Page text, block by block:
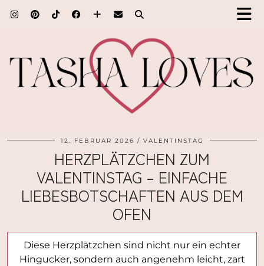
12. FEBRUAR 2026 VALENTINSTAG
HERZPLÄTZCHEN ZUM
VALENTINSTAG – EINFACHE
LIEBESBOTSCHAFTEN AUS DEM
OFEN
Diese Herzplätzchen sind nicht nur ein echter
Hingucker, sondern auch angenehm leicht, zart